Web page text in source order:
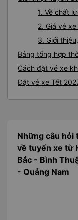
1. Về chất
2. Giá vé
3. Giới
Bảng tổng hợp
Cách đặt vé xe
Đặt vé xe Tết
Những câu hỏi
về tuyến xe từ
Bắc - Bình
- Quảng Nam